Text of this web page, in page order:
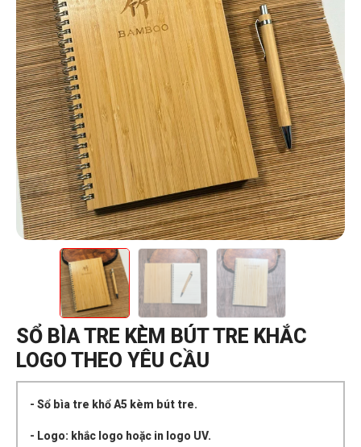
SỔ BÌA TRE KÈM BÚT TRE KHẮC
LOGO THEO YÊU CẦU
- Sổ bìa tre khổ A5 kèm bút tre.
- Logo: khắc logo hoặc in logo UV.